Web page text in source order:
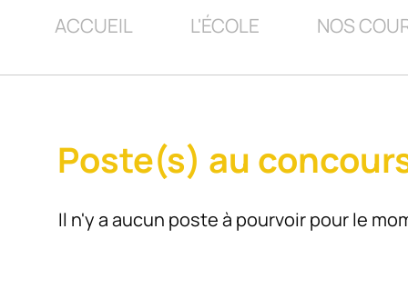
ACCUEIL L'ÉCOLE NOS
Poste(s) au
Il n'y a aucun poste à pourvoir pour le